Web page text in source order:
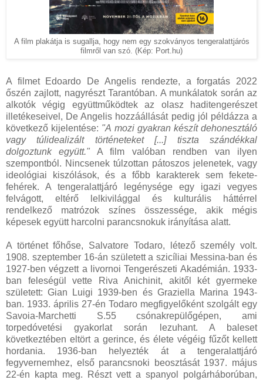
A film plakátja is sugallja, hogy nem egy szokványos tengeralattjárós
filmről van szó. (Kép: Port.hu)
A filmet Edoardo De Angelis rendezte, a forgatás 2022
őszén zajlott, nagyrészt Tarantóban. A munkálatok során az
alkotók végig együttműködtek az olasz haditengerészet
illetékeseivel, De Angelis hozzáállását pedig jól példázza a
következő kijelentése: "A mozi gyakran készít dehonesztáló
vagy túlidealizált történeteket [...] tiszta szándékkal
dolgoztunk együtt." A film valóban rendben van ilyen
szempontból. Nincsenek túlzottan pátoszos jelenetek, vagy
ideológiai kiszólások, és a főbb karakterek sem fekete-
fehérek. A tengeralattjáró legénysége egy igazi vegyes
felvágott, eltérő lelkivilággal és kulturális háttérrel
rendelkező matrózok színes összessége, akik mégis
képesek együtt harcolni parancsnokuk irányítása alatt.
A történet főhőse, Salvatore Todaro, létező személy volt.
1908. szeptember 16-án született a szicíliai Messina-ban és
1927-ben végzett a livornoi Tengerészeti Akadémián. 1933-
ban feleségül vette Riva Anichinit, akitől két gyermeke
született: Gian Luigi 1939-ben és Graziella Marina 1943-
ban. 1933. április 27-én Todaro megfigyelőként szolgált egy
Savoia-Marchetti S.55 csónakrepülőgépen, ami
torpedóvetési gyakorlat során lezuhant. A baleset
következtében eltört a gerince, és élete végéig fűzőt kellett
hordania. 1936-ban helyezték át a tengeralattjáró
fegyvernemhez, első parancsnoki beosztását 1937. május
22-én kapta meg. Részt vett a spanyol polgárháborúban,